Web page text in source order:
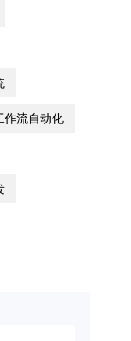
作流自动化